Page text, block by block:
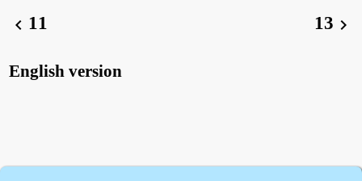
chevron_left 11 13 chevron_right
English version